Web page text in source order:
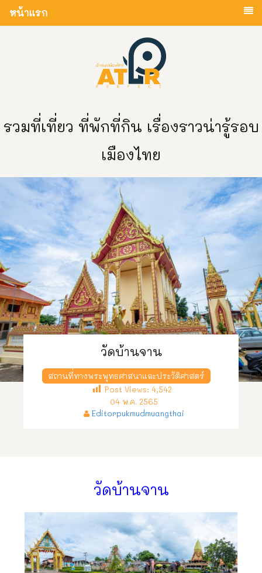
หน้าแรก
รวมที่เที่ยว ที่พักที่กิน เรื่องราวน่ารู้รอบ
เมืองไทย
วัดบ้านจาน
สถานที่ทางพระพุทธศาสนาและประวัติศาสตร์
Post Views: 4,542
04 พ.ค. 2565
Editorpukmudmuangthai
วัดบ้านจาน